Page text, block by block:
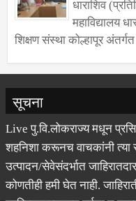
धाराशिव
महाविद्यालय
सूचना
Live पु.वि.लोकराज्य मधून
शहनिशा करूनच वाचकांनी त्या
उत्पादन/सेवेसंदर्भात